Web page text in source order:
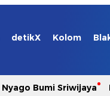
detikX Kolom
Nyago Bumi Sriwijaya